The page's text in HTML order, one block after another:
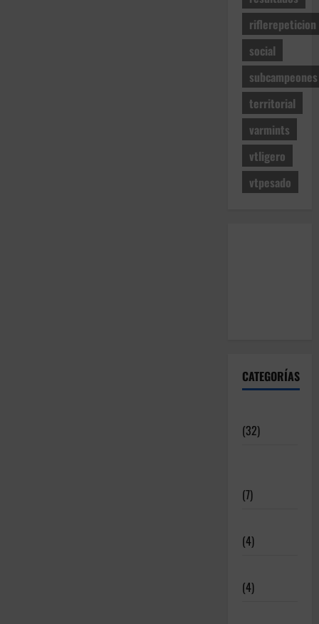
riflerepeticion
social
subcampeones
territorial
varmints
vtligero
vtpesado
CATEGORÍAS
(32)
(7)
(4)
(4)